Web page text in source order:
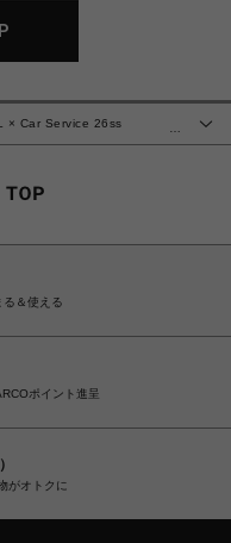
…
× Car Service 26ss
＆使える
ポイント進呈
がオトクに